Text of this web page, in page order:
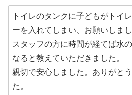
トイレのタンクに子どもがトイ
ーを入れてしまい、お願いしまし
スタッフの方に時間が経てば水
なると教えていただきました。
親切で安心しました。ありがと
た。